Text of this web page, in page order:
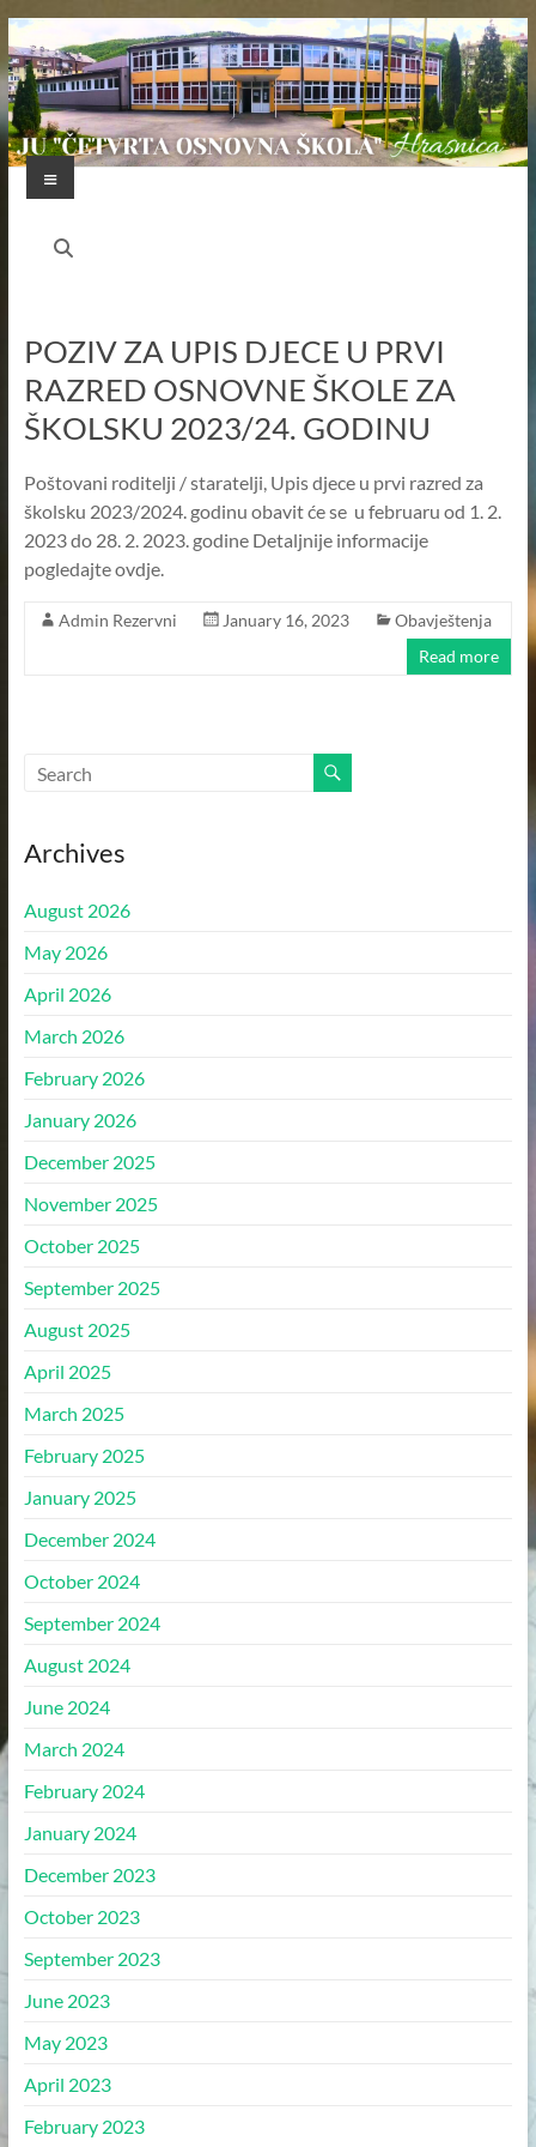
Skip
to
content
JU
ŠKOLA"
HRASNICA
BOSNE
I
HERCEGOVINE
–
SARAJEVO
Menu
POZIV ZA UPIS DJECE U PRVI
RAZRED OSNOVNE ŠKOLE ZA
ŠKOLSKU 2023/24. GODINU
Poštovani roditelji / staratelji, Upis djece u prvi razred za
školsku 2023/2024. godinu obavit će se u februaru od 1. 2.
2023 do 28. 2. 2023. godine Detaljnije informacije
pogledajte ovdje.
Admin Rezervni January 16, 2023
Obavještenja
Read more
Archives
August 2026
May 2026
April 2026
March 2026
February 2026
January 2026
December 2025
November 2025
October 2025
September 2025
August 2025
April 2025
March 2025
February 2025
January 2025
December 2024
October 2024
September 2024
August 2024
June 2024
March 2024
February 2024
January 2024
December 2023
October 2023
September 2023
June 2023
May 2023
April 2023
February 2023